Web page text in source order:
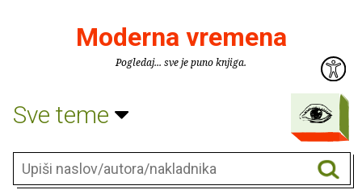
Moderna vremena
Pogledaj... sve je puno knjiga.
Sve teme